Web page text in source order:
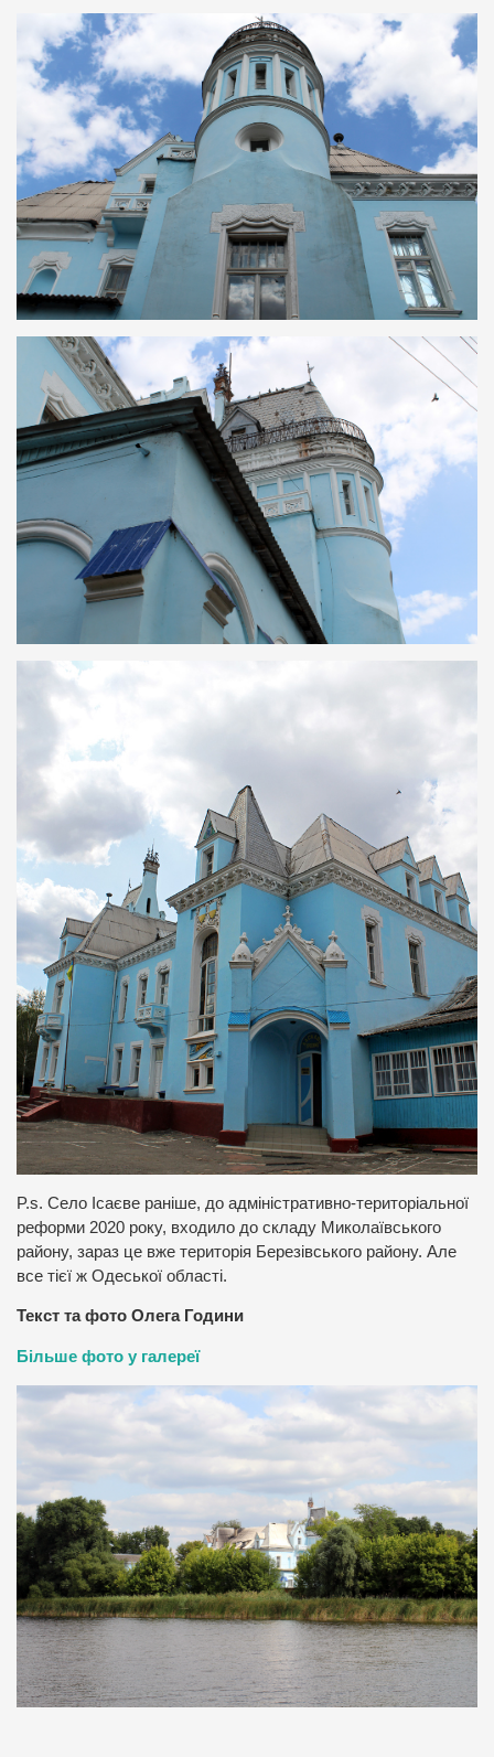
P.s. Село Ісаєве раніше, до адміністративно-територіальної
реформи 2020 року, входило до складу Миколаївського
району, зараз це вже територія Березівського району. Але
все тієї ж Одеської області.
Текст та фото Олега Години
Більше фото у галереї